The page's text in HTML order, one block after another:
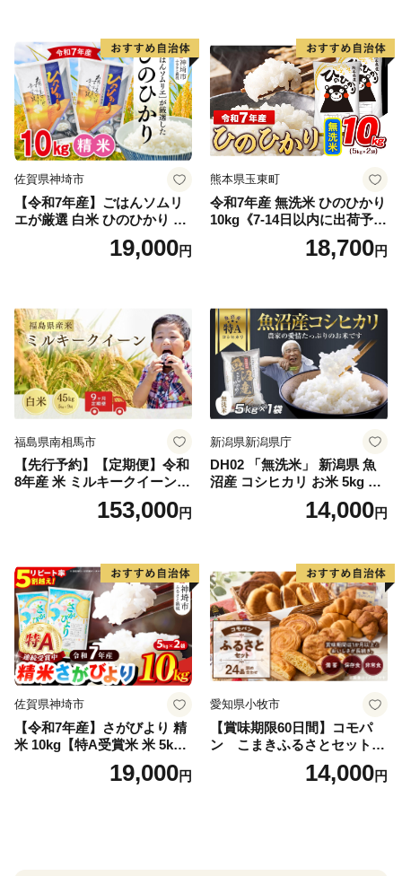
野町産 Elevation
佐賀県神埼市
【令和7年産】ごはんソムリ
エが厳選 白米 ひのひかり 10
米 10kg 5kg×2 ひのひかり ブ
19,000円
熊本県玉東町
令和7年産 無洗米 ひのひかり
10kg《7-14日以内に出荷予定
(土日祝除く)》コメ 米 無洗米
令和7年産 高レビュー｜人気
18,700円
福島県南相馬市
【先行予約】【定期便】令和
8年産 米 ミルキークイーン
白米 45kg (5kg×9回) | ミルキ
ークイーン 米5kg 福島 福島
福島県 南相馬市 cu006-ae
153,000円
新潟県新潟県庁
DH02 「無洗米」 新潟県 魚
沼産 コシヒカリ お米 5kg こ
しひかり 精米 米（お米の美
味しい炊き方ガイド付き）
14,000円
佐賀県神埼市
【令和7年産】さがびより 精
米 10kg【特A受賞米 米 5kg×
2袋 お米 コメ こめ 国産 美味
しい ブランド米 人気 ランキ
19,000円
愛知県小牧市
【賞味期限60日間】コモパ
ン こまきふるさとセット
（24個入り）／災害用備蓄
保存食 非常食 防災グッズに
14,000円